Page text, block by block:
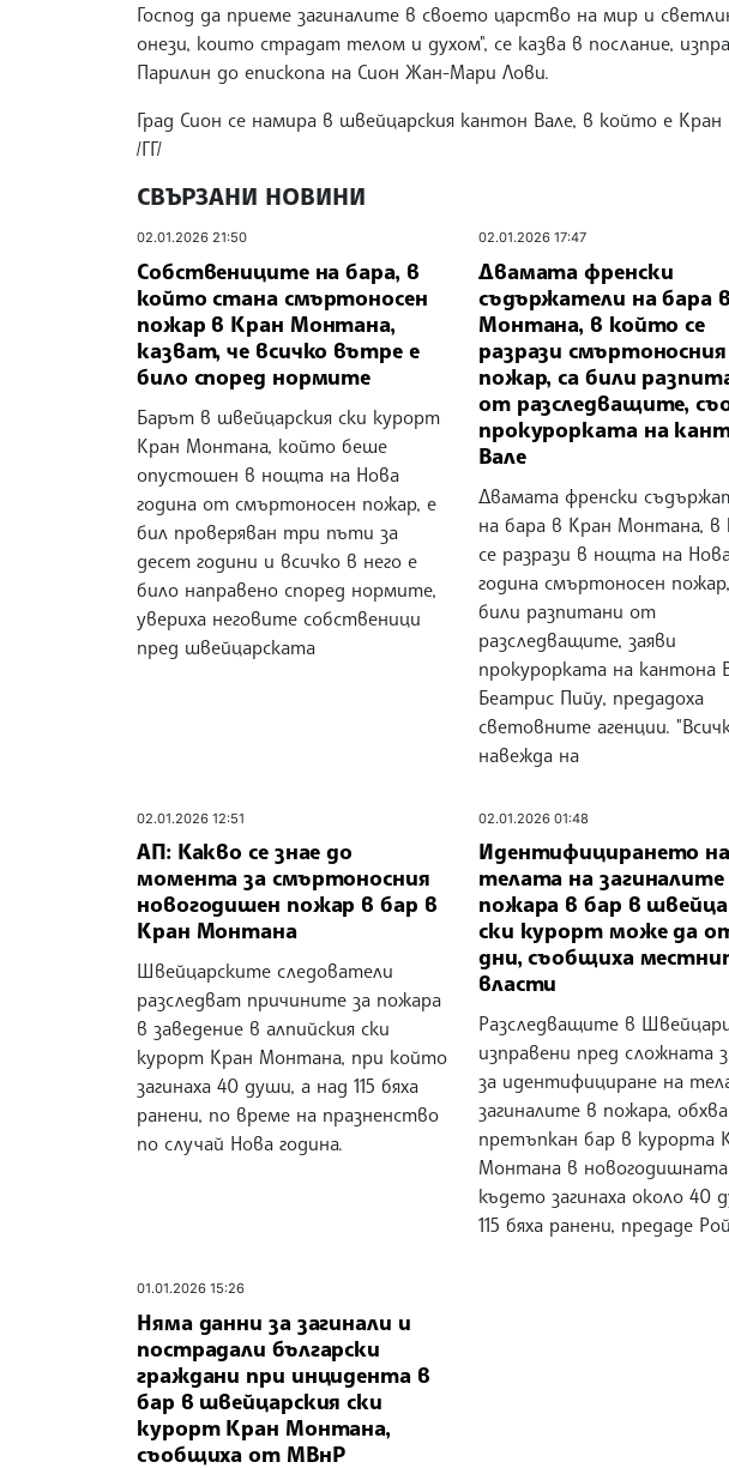
Господ да приеме загиналите в своето царство на мир и
онези, които страдат телом и духом", се казва в послание,
Парилин до епископа на Сион Жан-Мари Лови.
Град Сион се намира в швейцарския кантон Вале, в който е
/ГГ/
СВЪРЗАНИ НОВИНИ
02.01.2026 21:50
Собствениците на бара, в
който стана смъртоносен
пожар в Кран Монтана,
казват, че всичко вътре е
било според нормите
Барът в швейцарския ски курорт
Кран Монтана, който беше
опустошен в нощта на Нова
година от смъртоносен пожар, е
бил проверяван три пъти за
десет години и всичко в него е
било направено според нормите,
увериха неговите собственици
пред швейцарската
02.01.2026 17:47
Двамата френски
съдържатели на бара
Монтана, в който се
разрази смъртоносния
пожар, са били
от разследващите,
прокурорката на
Вале
Двамата френски
на бара в Кран Монтана, в
се разрази в нощта на
година смъртоносен
били разпитани от
разследващите, заяви
прокурорката на кантона
Беатрис Пийу, предадоха
световните агенции.
навежда на
02.01.2026 12:51
АП: Какво се знае до
момента за смъртоносния
новогодишен пожар в бар в
Кран Монтана
Швейцарските следователи
разследват причините за пожара
в заведение в алпийския ски
курорт Кран Монтана, при който
загинаха 40 души, а над 115 бяха
ранени, по време на празненство
по случай Нова година.
02.01.2026 01:48
Идентифицирането на
телата на загиналите
пожара в бар в
ски курорт може да
дни, съобщиха
власти
Разследващите в
изправени пред сложната
за идентифициране на
загиналите в пожара,
претъпкан бар в курорта
Монтана в
където загинаха около 40
115 бяха ранени, предаде
01.01.2026 15:26
Няма данни за загинали и
пострадали български
граждани при инцидента в
бар в швейцарския ски
курорт Кран Монтана,
съобщиха от МВнР